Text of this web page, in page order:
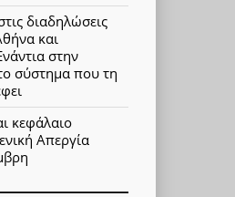
διαδηλώσεις
και
στην
σύστημα που τη
κεφάλαιο
Απεργία